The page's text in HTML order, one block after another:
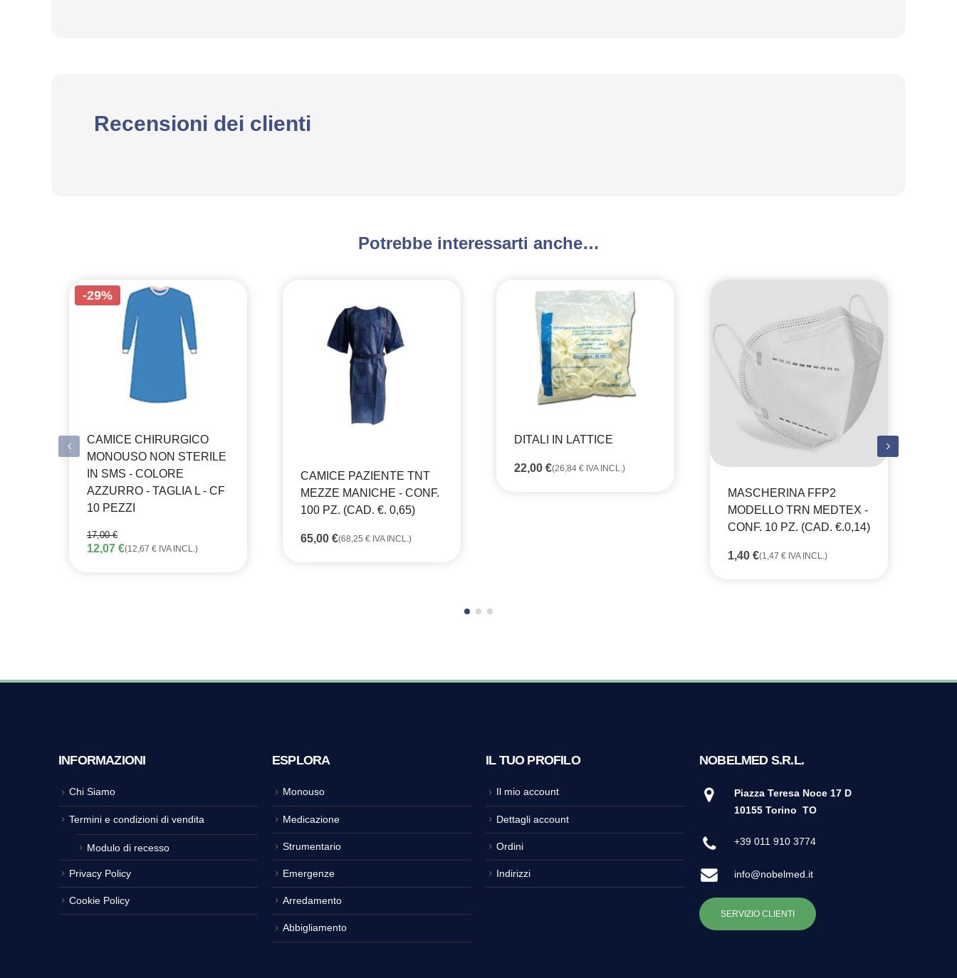
Recensioni dei clienti
Potrebbe interessarti anche…
-29%
CAMICE CHIRURGICO
MONOUSO NON STERILE
IN SMS - COLORE
AZZURRO - TAGLIA L - CF
10 PEZZI
17,00€
IL
12,07 €
IL
(12,67 € IVA INCL.)
CAMICE PAZIENTE TNT
MEZZE MANICHE - CONF.
100 PZ. (CAD. €. 0,65)
65,00 €(68,25 € IVA INCL.)
DITALI IN LATTICE
22,00 €(26,84 € IVA INCL.)
MASCHERINA FFP2
MODELLO TRN MEDTEX -
CONF. 10 PZ. (CAD. €.0,14)
1,40 €(1,47 € IVA INCL.)
INFORMAZIONI
Chi Siamo
Termini e condizioni di vendita
Modulo di recesso
Privacy Policy
Cookie Policy
ESPLORA
Monouso
Medicazione
Strumentario
Emergenze
Arredamento
Abbigliamento
IL TUO PROFILO
Il mio account
Dettagli account
Ordini
Indirizzi
NOBELMED S.R.L.
Piazza Teresa Noce 17 D
10155 Torino TO
+39 011 910 3774
info@nobelmed.it
SERVIZIO CLIENTI